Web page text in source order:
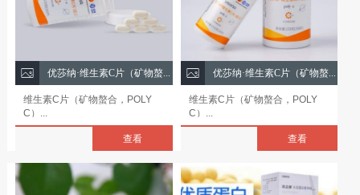
维生素C片（矿物螯合，POLY
C）...
查看
维生素C片（矿物螯合，POLY
C）...
查看